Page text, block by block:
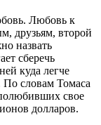
Любовь к
друзьям, второй
назвать
сберечь
куда легче
По словам Томаса
свое
долларов.